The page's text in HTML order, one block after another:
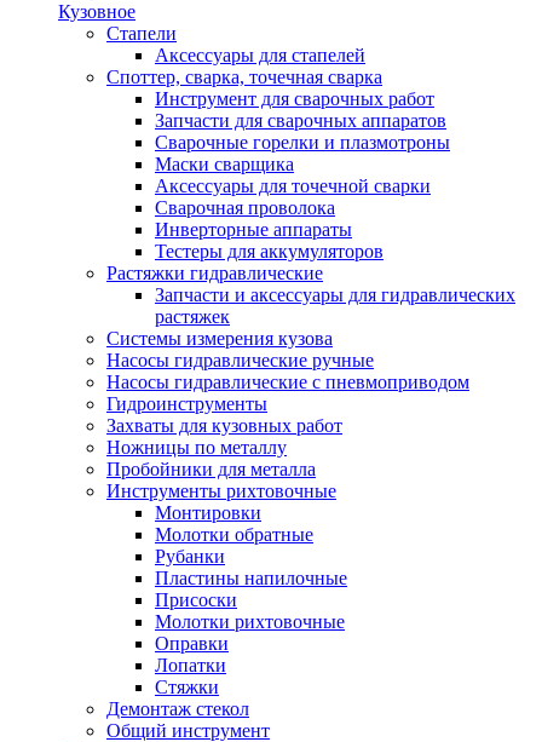
Кузовное
Стапели
Аксессуары для стапелей
Споттер, сварка, точечная сварка
Инструмент для сварочных работ
Запчасти для сварочных аппаратов
Сварочные горелки и плазмотроны
Маски сварщика
Аксессуары для точечной сварки
Сварочная проволока
Инверторные аппараты
Тестеры для аккумуляторов
Растяжки гидравлические
Запчасти и аксессуары для гидравлических
растяжек
Системы измерения кузова
Насосы гидравлические ручные
Насосы гидравлические с пневмоприводом
Гидроинструменты
Захваты для кузовных работ
Ножницы по металлу
Пробойники для металла
Инструменты рихтовочные
Монтировки
Молотки обратные
Рубанки
Пластины напилочные
Присоски
Молотки рихтовочные
Оправки
Лопатки
Стяжки
Демонтаж стекол
Общий инструмент